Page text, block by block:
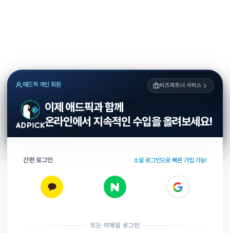
애드픽 개인 회원 비즈파트너 서비스
이제 애드픽과 함께
온라인에서 지속적인 수입을 올려보세요!
간편 로그인 소셜 로그인으로 빠른 가입 가능!
또는 이메일 로그인